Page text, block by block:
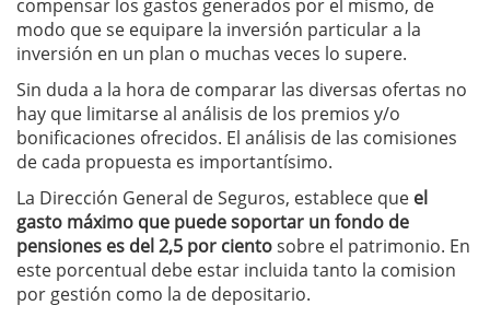
compensar los gastos generados por el mismo, de
modo que se equipare la inversión particular a la
inversión en un plan o muchas veces lo supere.
Sin duda a la hora de comparar las diversas ofertas no
hay que limitarse al análisis de los premios y/o
bonificaciones ofrecidos. El análisis de las comisiones
de cada propuesta es importantísimo.
La Dirección General de Seguros, establece que el
gasto máximo que puede soportar un fondo de
pensiones es del 2,5 por cientosobre el patrimonio. En
este porcentual debe estar incluida tanto la comision
por gestión como la de depositario.